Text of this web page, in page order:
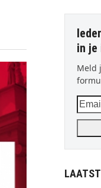
in je
Meld
Email